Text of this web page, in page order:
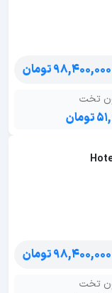
۹۸,۴۰۰,۰۰۰ تومان
تخت
۹۸,۴۰۰,۰۰۰ تومان
تخت